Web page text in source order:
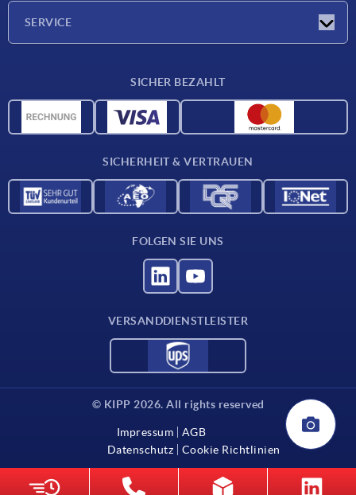
SERVICE
CAD-Daten
SICHER BEZAHLT
SICHERHEIT & VERTRAUEN
FOLGEN SIE UNS
VERSANDDIENSTLEISTER
© KIPP 2026. All rights reserved
Impressum
AGB
Datenschutz
Cookie Richtlinien